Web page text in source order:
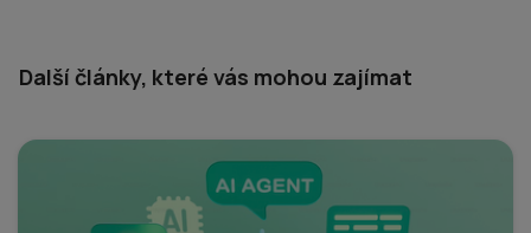
Další články, které vás mohou zajímat